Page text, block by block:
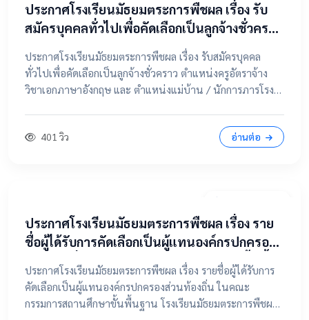
ประกาศโรงเรียนมัธยมตระการพืชผล เรื่อง รับ
สมัครบุคคลทั่วไปเพื่อคัดเลือกเป็นลูกจ้างชั่วคราว
ตำแหน่งครูอัตราจ้าง วิชาเอกภาษาอังกฤษ และ
ตำแหน่งแม่บ้าน / นักการภารโรง
ประกาศโรงเรียนมัธยมตระการพืชผล เรื่อง รับสมัครบุคคล
ทั่วไปเพื่อคัดเลือกเป็นลูกจ้างชั่วคราว ตำแหน่งครูอัตราจ้าง
วิชาเอกภาษาอังกฤษ และ ตำแหน่งแม่บ้าน / นักการภารโรง
401 วิว อ่านต่อ
ประกาศโรงเรียนมัธยมตระการพืชผล เรื่อง ราย
ชื่อผู้ได้รับการคัดเลือกเป็นผู้แทนองค์กรปกครอง
ส่วนท้องถิ่น ในคณะกรรมการสถานศึกษาขั้นพื้น
ฐาน
ประกาศโรงเรียนมัธยมตระการพืชผล เรื่อง รายชื่อผู้ได้รับการ
คัดเลือกเป็นผู้แทนองค์กรปกครองส่วนท้องถิ่น ในคณะ
กรรมการสถานศึกษาขั้นพื้นฐาน โรงเรียนมัธยมตระการพืชผล